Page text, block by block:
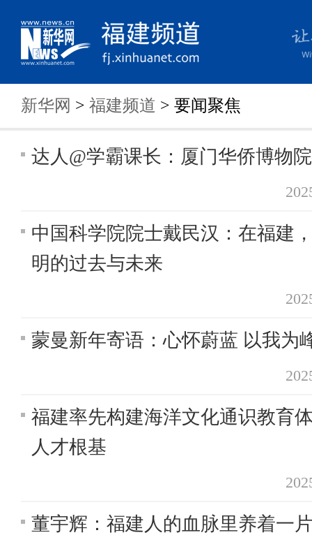
新华网 > 福建频道 > 要闻聚焦
达人@学霸课长：厦门华侨博物
中国科学院院士戴民汉：在福建
明的过去与未来
蒙曼新年寄语：心怀蔚蓝 以我为
福建率先构建海洋文化通识教育
人才根基
董宇辉：福建人的血脉里养着一